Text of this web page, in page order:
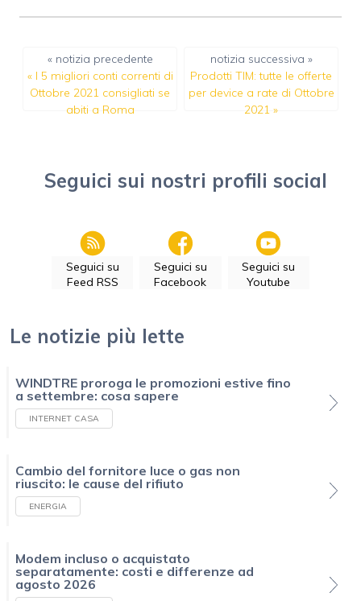
« notizia precedente
« I 5 migliori conti correnti di
Ottobre 2021 consigliati se
abiti a Roma
notizia successiva »
Prodotti TIM: tutte le offerte
per device a rate di Ottobre
2021 »
Seguici sui nostri profili social
Seguici su
Feed RSS
Seguici su
Facebook
Seguici su
Youtube
Le notizie più lette
WINDTRE proroga le promozioni estive fino
a settembre: cosa sapere
INTERNET CASA
Cambio del fornitore luce o gas non
riuscito: le cause del rifiuto
ENERGIA
Modem incluso o acquistato
separatamente: costi e differenze ad
agosto 2026